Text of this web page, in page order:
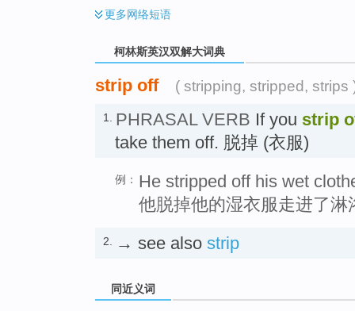
更多网络短语
柯林斯英汉双解大词典
strip off ( stripping, stripped, strips
1. PHRASAL VERB If you strip
take them off. 脱掉 (衣服)
例： He stripped off his wet
他脱掉他的湿衣服走进了淋
2. → see also strip
同近义词